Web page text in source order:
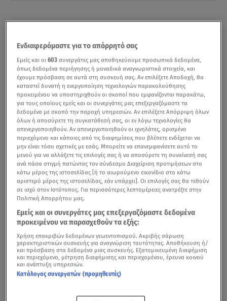
Ενδιαφερόμαστε για το απόρρητό σας
Εμείς και οι603 συνεργάτες μας αποθηκεύουμε προσωπικά δεδομένα,
όπως δεδομένα περιήγησης ή μοναδικά αναγνωριστικά στοιχεία, και
έχουμε πρόσβαση σε αυτά στη συσκευή σας. Αν επιλέξετε Αποδοχή, θα
καταστεί δυνατή η ενεργοποίηση τεχνολογιών παρακολούθησης
προκειμένου να υποστηριχθούν οι σκοποί που εμφανίζονται παρακάτω,
για τους οποίους εμείς και οι συνεργάτες μας επεξεργαζόμαστε τα
δεδομένα με σκοπό την παροχή υπηρεσιών. Αν επιλέξετε Απόρριψη όλων
όλων ή αποσύρετε τη συγκατάθεσή σας, οι εν λόγω τεχνολογίες θα
απενεργοποιηθούν. Αν απενεργοποιηθούν οι ιχνηλάτες, ορισμένο
περιεχόμενο και κάποιες από τις διαφημίσεις που βλέπετε ενδέχεται να
μην είναι τόσο σχετικές με εσάς. Μπορείτε να επανεμφανίσετε αυτό το
μενού για να αλλάξετε τις επιλογές σας ή να αποσύρετε τη συναίνεσή σας
ανά πάσα στιγμή πατώντας τον σύνδεσμο Διαχείριση προτιμήσεων στο
κάτω μέρος της ιστοσελίδας [ή το αιωρούμενο εικονίδιο στο κάτω
αριστερό μέρος της ιστοσελίδας, εάν υπάρχει]. Οι επιλογές σας θα τεθούν
σε ισχύ στον Ιστότοπος. Για περισσότερες λεπτομέρειες ανατρέξτε στην
Πολιτική Απορρήτου μας.
Εμείς και οι συνεργάτες μας επεξεργαζόμαστε δεδομένα
προκειμένου να παρασχεθούν τα εξής:
Χρήση επακριβών δεδομένων γεωεντοπισμού. Ακριβής σάρωση
χαρακτηριστικών συσκευής για αναγνώριση ταυτότητας. Αποθήκευση ή/
και πρόσβαση στα δεδομένα μιας συσκευής. Εξατομικευμένη διαφήμιση
και περιεχόμενο, μέτρηση διαφήμισης και περιεχομένου, έρευνα κοινού
και ανάπτυξη υπηρεσιών.
Κατάλογος συνεργατών (προμηθευτές)